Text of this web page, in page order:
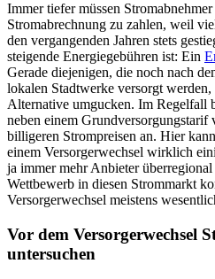
Immer tiefer müssen
Stromabrechnung zu zahlen, weil
den vergangenden Jahren stets
steigende Energiegebühren ist: Ein
Gerade diejenigen, die noch nach
lokalen Stadtwerke versorgt
Alternative umgucken. Im Regelfall
neben einem Grundversorgungstarif
billigeren Strompreisen an. Hier
einem Versorgerwechsel wirklich
ja immer mehr Anbieter
Wettbewerb in diesen Strommarkt
Versorgerwechsel meistens
Vor dem Versorgerwechsel
untersuchen